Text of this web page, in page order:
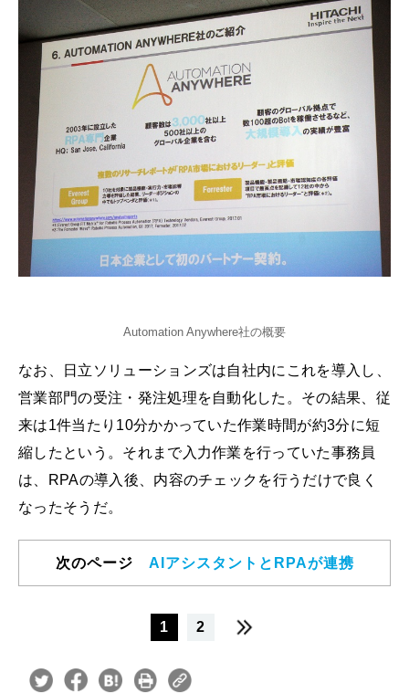
Automation Anywhere社の概要
なお、日立ソリューションズは自社内にこれを導入し、
営業部門の受注・発注処理を自動化した。その結果、従
来は1件当たり10分かかっていた作業時間が約3分に短
縮したという。それまで入力作業を行っていた事務員
は、RPAの導入後、内容のチェックを行うだけで良く
なったそうだ。
次のページ AIアシスタントとRPAが連携
1 2